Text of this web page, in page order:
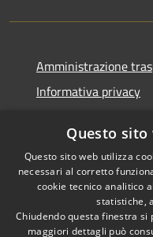
Amministrazione
Informativa privacy
Dichiarazione di
RSS
Questo
Questo sito web utilizza
necessari al corretto
cookie tecnico analitico
statistiche,
Chiudendo questa finestra
maggiori dettagli può